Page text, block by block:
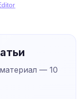
— 10